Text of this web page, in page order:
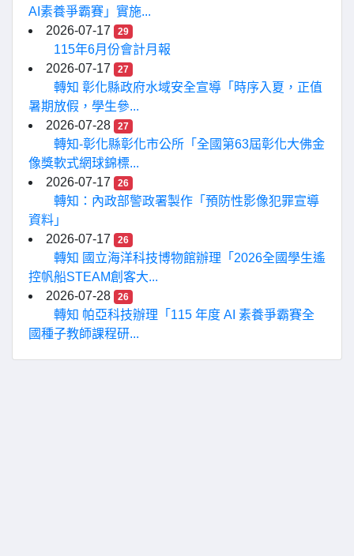
AI素養爭霸賽」實施...
2026-07-17
29
115年6月份會計月報
2026-07-17
27
轉知 彰化縣政府水域安全宣導「時序入夏，正值
暑期放假，學生參...
2026-07-28
27
轉知-彰化縣彰化市公所「全國第63屆彰化大佛金
像獎軟式網球錦標...
2026-07-17
26
轉知：內政部警政署製作「預防性影像犯罪宣導
資料」
2026-07-17
26
轉知 國立海洋科技博物館辦理「2026全國學生遙
控帆船STEAM創客大...
2026-07-28
26
轉知 帕亞科技辦理「115 年度 AI 素養爭霸賽全
國種子教師課程研...